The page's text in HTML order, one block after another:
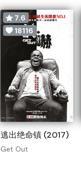
7.6
18116
逃出绝命镇 (2017)
Get Out